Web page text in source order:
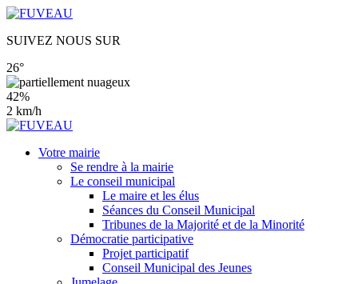
SUIVEZ NOUS SUR
26°
42%
2 km/h
Votre mairie
Se rendre à la mairie
Le conseil municipal
Le maire et les élus
Séances du Conseil Municipal
Tribunes de la Majorité et de la Minorité
Démocratie participative
Projet participatif
Conseil Municipal des Jeunes